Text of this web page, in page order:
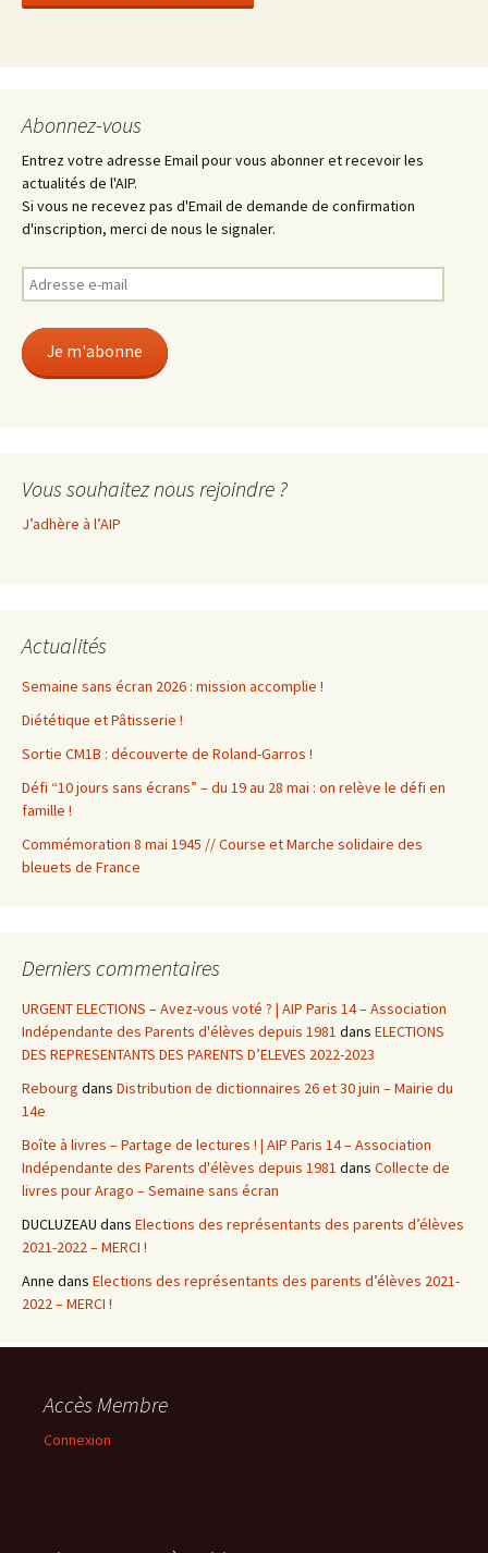
Abonnez-vous
Entrez votre adresse Email pour vous abonner et recevoir les
actualités de l'AIP.
Si vous ne recevez pas d'Email de demande de confirmation
d'inscription, merci de nous le signaler.
Adresse
e-
Je m'abonne
Vous souhaitez nous rejoindre ?
J’adhère à l’AIP
Actualités
Semaine sans écran 2026 : mission accomplie !
Diététique et Pâtisserie !
Sortie CM1B : découverte de Roland-Garros !
Défi “10 jours sans écrans” – du 19 au 28 mai : on relève le défi en
famille !
Commémoration 8 mai 1945 // Course et Marche solidaire des
bleuets de France
Derniers commentaires
URGENT ELECTIONS – Avez-vous voté ? | AIP Paris 14 – Association
Indépendante des Parents d'élèves depuis 1981 dans ELECTIONS
DES REPRESENTANTS DES PARENTS D’ELEVES 2022-2023
Rebourg dans Distribution de dictionnaires 26 et 30 juin – Mairie du
14e
Boîte à livres – Partage de lectures ! | AIP Paris 14 – Association
Indépendante des Parents d'élèves depuis 1981 dans Collecte de
livres pour Arago – Semaine sans écran
DUCLUZEAU dans Elections des représentants des parents d’élèves
2021-2022 – MERCI !
Anne dans Elections des représentants des parents d’élèves 2021-
2022 – MERCI !
Accès Membre
Connexion